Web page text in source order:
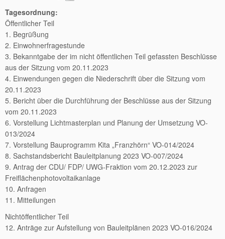
Tagesordnung:
Öffentlicher Teil
1. Begrüßung
2. Einwohnerfragestunde
3. Bekanntgabe der im nicht öffentlichen Teil gefassten Beschlüsse
aus der Sitzung vom 20.11.2023
4. Einwendungen gegen die Niederschrift über die Sitzung vom
20.11.2023
5. Bericht über die Durchführung der Beschlüsse aus der Sitzung
vom 20.11.2023
6. Vorstellung Lichtmasterplan und Planung der Umsetzung VO-
013/2024
7. Vorstellung Bauprogramm Kita „Franzhörn“ VO-014/2024
8. Sachstandsbericht Bauleitplanung 2023 VO-007/2024
9. Antrag der CDU/ FDP/ UWG-Fraktion vom 20.12.2023 zur
Freiflächenphotovoltaikanlage
10. Anfragen
11. Mitteilungen
Nichtöffentlicher Teil
12. Anträge zur Aufstellung von Bauleitplänen 2023 VO-016/2024